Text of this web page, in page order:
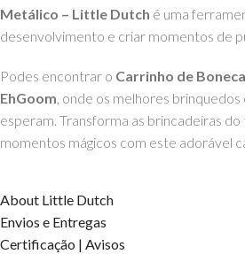
Metálico – Little Dutch é uma
desenvolvimento e criar momentos de
Podes encontrar o Carrinho de
EhGoom, onde os melhores
esperam. Transforma as brincadeiras
momentos mágicos com este adorável
About Little Dutch
Envios e Entregas
Certificação | Avisos